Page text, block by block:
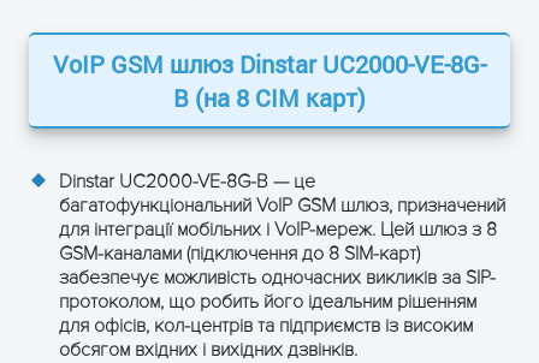
VoIP GSM шлюз Dinstar UC2000-VE-8G-
B (на 8 СІМ карт)
Dinstar UC2000-VE-8G-B — це
багатофункціональний VoIP GSM шлюз, призначений
для інтеграції мобільних і VoIP-мереж. Цей шлюз з 8
GSM-каналами (підключення до 8 SIM-карт)
забезпечує можливість одночасних викликів за SIP-
протоколом, що робить його ідеальним рішенням
для офісів, кол-центрів та підприємств із високим
обсягом вхідних і вихідних дзвінків.
вологість
конденсату)
250×156×32,5
упаковці, кг
1,069
ЗАЛИШТЕ ЗАЯВКУ
і отримайте консультацію